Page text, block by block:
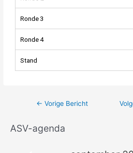
Ronde 3
Ronde 4
Stand
← Vorige Bericht
ASV-agenda
A